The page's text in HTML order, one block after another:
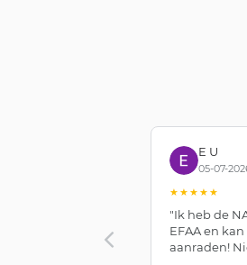
E U
05-07-
★★★★★
"Ik heb de
EFAA en
aanraden!